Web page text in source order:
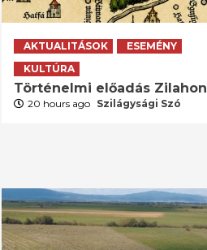
AKTUALITÁSOK
ESEMÉNY
KULTÚRA
Történelmi előadás Zilahon
20 hours ago Szilágysági Szó